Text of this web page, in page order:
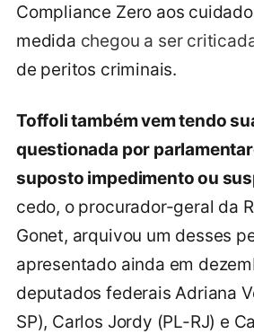
Compliance Zero aos
medida chegou a ser
de peritos criminais.
Toffoli também vem tendo
questionada por
suposto impedimento ou
cedo, o procurador-geral da
Gonet, arquivou um desses
apresentado ainda em
deputados federais Adriana
SP), Carlos Jordy (PL-RJ) e